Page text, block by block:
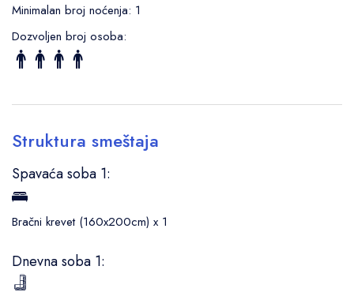
Minimalan broj noćenja: 1
Dozvoljen broj osoba:
Struktura smeštaja
Spavaća soba 1:
Bračni krevet (160x200cm) x 1
Dnevna soba 1: